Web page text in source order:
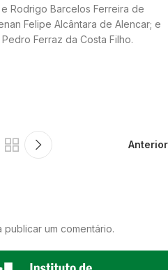
Rodrigo Barcelos Ferreira de
Felipe Alcântara de Alencar; e
Ferraz da Costa Filho.
Anterior
publicar um comentário.